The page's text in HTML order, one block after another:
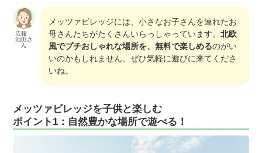
広報
池田さ
ん
メッツァビレッジには、小さなお子さんを連れたお
母さんたちがたくさんいらっしゃっています。北欧
風でプチおしゃれな場所を、無料で楽しめるのがい
いのかもしれません。ぜひ気軽に遊びに来てくださ
いね。
メッツァビレッジを子供と楽しむ
ポイント1：自然豊かな場所で遊べる！